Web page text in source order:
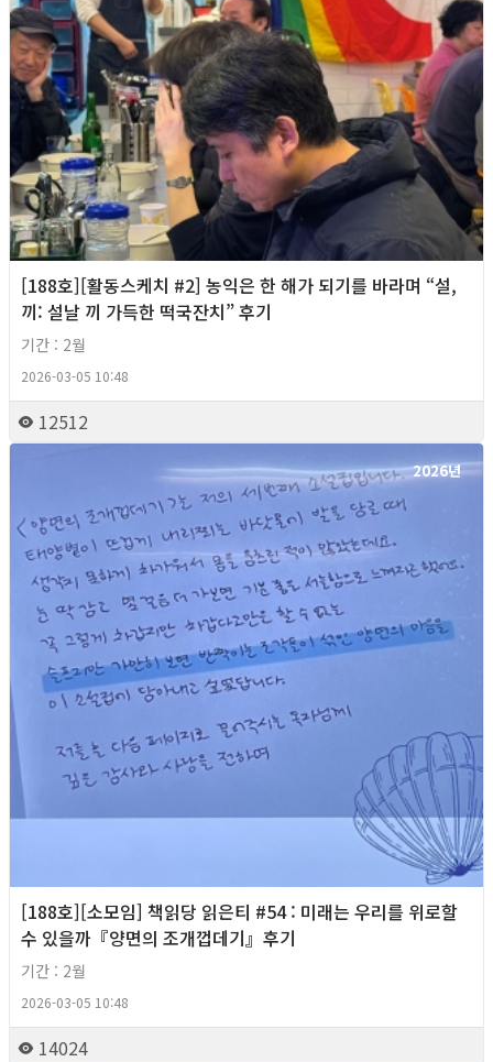
[188호][활동스케치 #2] 농익은 한 해가 되기를 바라며 “설,
끼: 설날 끼 가득한 떡국잔치” 후기
기간 : 2월
2026-03-05 10:48
12512
2026년
[188호][소모임] 책읽당 읽은티 #54 : 미래는 우리를 위로할
수 있을까『양면의 조개껍데기』후기
기간 : 2월
2026-03-05 10:48
14024